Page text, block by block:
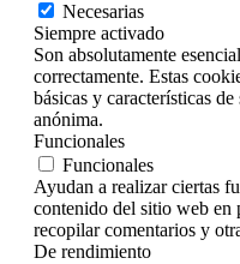
Necesarias
Siempre activado
Son absolutamente
correctamente. Estas
básicas y características
anónima.
Funcionales
Funcionales
Ayudan a realizar ciertas
contenido del sitio web en
recopilar comentarios y
De rendimiento